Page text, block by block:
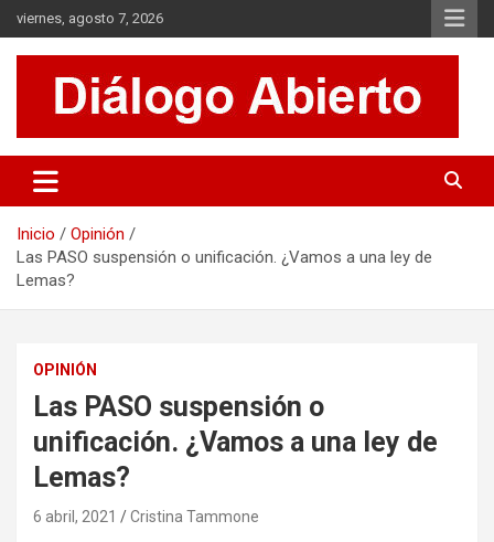
Saltar
al
contenido
viernes, agosto 7, 2026
Diálogo Abierto
Se tratan diversos temas de actualidad buscando hacer un
aporte a la sociedad, brindando información relevante de lo que
Inicio
Opinión
Las PASO suspensión o unificación. ¿Vamos a una ley de
Lemas?
OPINIÓN
Las PASO suspensión o
unificación. ¿Vamos a una ley de
Lemas?
6 abril, 2021 Cristina Tammone